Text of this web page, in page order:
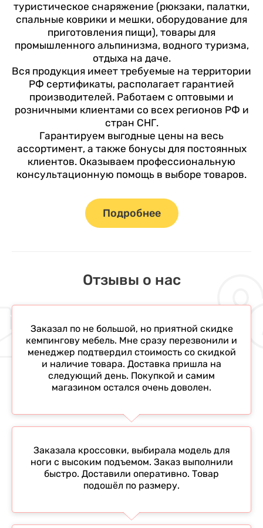
туристическое снаряжение (рюкзаки, палатки,
спальные коврики и мешки, оборудование для
приготовления пищи), товары для
промышленного альпинизма, водного туризма,
отдыха на даче.
Вся продукция имеет требуемые на территории
РФ сертификаты, располагает гарантией
производителей. Работаем с оптовыми и
розничными клиентами со всех регионов РФ и
стран СНГ.
Гарантируем выгодные цены на весь
ассортимент, а также бонусы для постоянных
клиентов. Оказываем профессиональную
консультационную помощь в выборе товаров.
Подробнее
Отзывы о нас
Заказал по не большой, но приятной скидке
кемпингову мебель. Мне сразу перезвонили и
менеджер подтвердил стоимость со скидкой
и наличие товара. Доставка пришла на
следующий день. Покупкой и самим
магазином остался очень доволен.
Заказала кроссовки, выбирала модель для
ноги с высоким подъемом. Заказ выполнили
быстро. Доставили оперативно. Товар
подошёл по размеру.